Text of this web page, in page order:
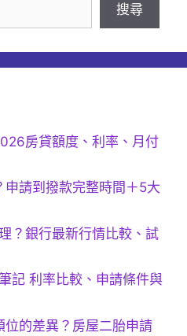
搜尋
房貸額度、利率、月付
請到撥款完整時間＋5大
？銀行最新行情比較、試
記 利率比較、申請條件與
位的差異？房屋二胎申請